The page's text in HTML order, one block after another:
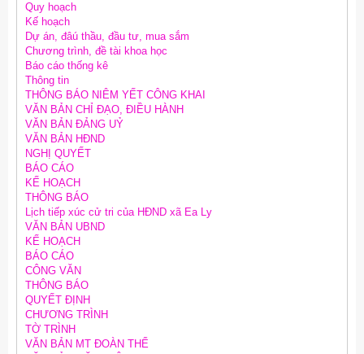
Quy hoạch
Kế hoạch
Dự án, đâú thầu, đầu tư, mua sắm
Chương trình, đề tài khoa học
Báo cáo thống kê
Thông tin
THÔNG BÁO NIÊM YẾT CÔNG KHAI
VĂN BẢN CHỈ ĐẠO, ĐIỀU HÀNH
VĂN BẢN ĐẢNG UỶ
VĂN BẢN HĐND
NGHỊ QUYẾT
BÁO CÁO
KẾ HOẠCH
THÔNG BÁO
Lịch tiếp xúc cử tri của HĐND xã Ea Ly
VĂN BẢN UBND
KẾ HOẠCH
BÁO CÁO
CÔNG VĂN
THÔNG BÁO
QUYẾT ĐỊNH
CHƯƠNG TRÌNH
TỜ TRÌNH
VĂN BẢN MT ĐOÀN THỂ